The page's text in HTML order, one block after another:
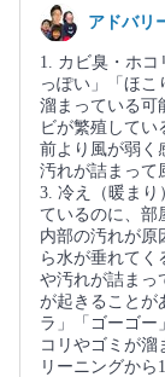
アドバリ
1. カビ臭・ホ
っぽい」「ほこ
溜まっている可
ビが繁殖してい
前より風が弱く
汚れが詰まって
3. 冷え（暖まり
ているのに、部
内部の汚れが原
ら水が垂れてく
や汚れが詰まっ
が起きることが
ラ」「ゴーゴー
コリやゴミが溜
リーニングか